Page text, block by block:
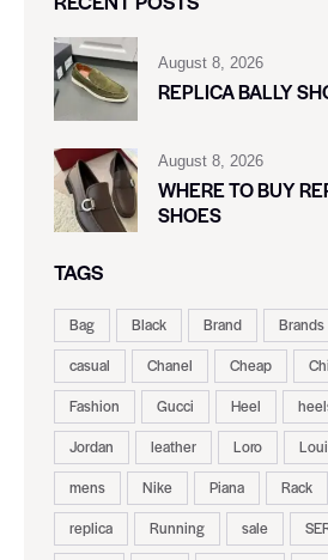
August 8, 2026
REPLICA BALLY
August 8, 2026
WHERE TO BUY
SHOES
TAGS
Bag Black Brand Brands
casual
Chanel Cheap
Fashion
Gucci Heel
Jordan
leather Loro
mens
Nike Piana Rack
replica
Running sale